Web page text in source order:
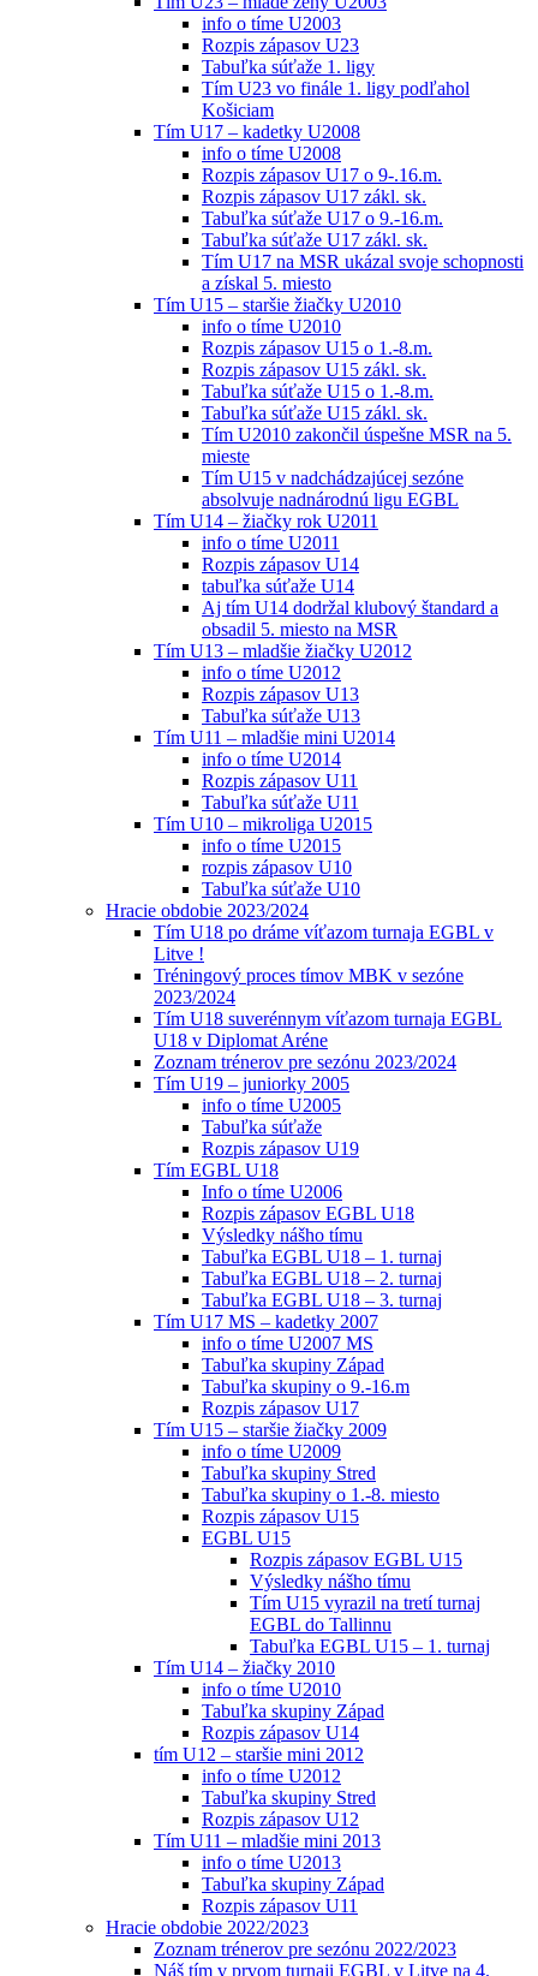
info o tíme U2003
Rozpis zápasov U23
Tabuľka súťaže 1. ligy
Tím U23 vo finále 1. ligy podľahol
Košiciam
Tím U17 – kadetky U2008
info o tíme U2008
Rozpis zápasov U17 o 9-.16.m.
Rozpis zápasov U17 zákl. sk.
Tabuľka súťaže U17 o 9.-16.m.
Tabuľka súťaže U17 zákl. sk.
Tím U17 na MSR ukázal svoje schopnosti
a získal 5. miesto
Tím U15 – staršie žiačky U2010
info o tíme U2010
Rozpis zápasov U15 o 1.-8.m.
Rozpis zápasov U15 zákl. sk.
Tabuľka súťaže U15 o 1.-8.m.
Tabuľka súťaže U15 zákl. sk.
Tím U2010 zakončil úspešne MSR na 5.
mieste
Tím U15 v nadchádzajúcej sezóne
absolvuje nadnárodnú ligu EGBL
Tím U14 – žiačky rok U2011
info o tíme U2011
Rozpis zápasov U14
tabuľka súťaže U14
Aj tím U14 dodržal klubový štandard a
obsadil 5. miesto na MSR
Tím U13 – mladšie žiačky U2012
info o tíme U2012
Rozpis zápasov U13
Tabuľka súťaže U13
Tím U11 – mladšie mini U2014
info o tíme U2014
Rozpis zápasov U11
Tabuľka súťaže U11
Tím U10 – mikroliga U2015
info o tíme U2015
rozpis zápasov U10
Tabuľka súťaže U10
Hracie obdobie 2023/2024
Tím U18 po dráme víťazom turnaja EGBL v
Litve !
Tréningový proces tímov MBK v sezóne
2023/2024
Tím U18 suverénnym víťazom turnaja EGBL
U18 v Diplomat Aréne
Zoznam trénerov pre sezónu 2023/2024
Tím U19 – juniorky 2005
info o tíme U2005
Tabuľka súťaže
Rozpis zápasov U19
Tím EGBL U18
Info o tíme U2006
Rozpis zápasov EGBL U18
Výsledky nášho tímu
Tabuľka EGBL U18 – 1. turnaj
Tabuľka EGBL U18 – 2. turnaj
Tabuľka EGBL U18 – 3. turnaj
Tím U17 MS – kadetky 2007
info o tíme U2007 MS
Tabuľka skupiny Západ
Tabuľka skupiny o 9.-16.m
Rozpis zápasov U17
Tím U15 – staršie žiačky 2009
info o tíme U2009
Tabuľka skupiny Stred
Tabuľka skupiny o 1.-8. miesto
Rozpis zápasov U15
EGBL U15
Rozpis zápasov EGBL U15
Výsledky nášho tímu
Tím U15 vyrazil na tretí turnaj
EGBL do Tallinnu
Tabuľka EGBL U15 – 1. turnaj
Tím U14 – žiačky 2010
info o tíme U2010
Tabuľka skupiny Západ
Rozpis zápasov U14
tím U12 – staršie mini 2012
info o tíme U2012
Tabuľka skupiny Stred
Rozpis zápasov U12
Tím U11 – mladšie mini 2013
info o tíme U2013
Tabuľka skupiny Západ
Rozpis zápasov U11
Hracie obdobie 2022/2023
Zoznam trénerov pre sezónu 2022/2023
Náš tím v prvom turnaji EGBL v Litve na 4.